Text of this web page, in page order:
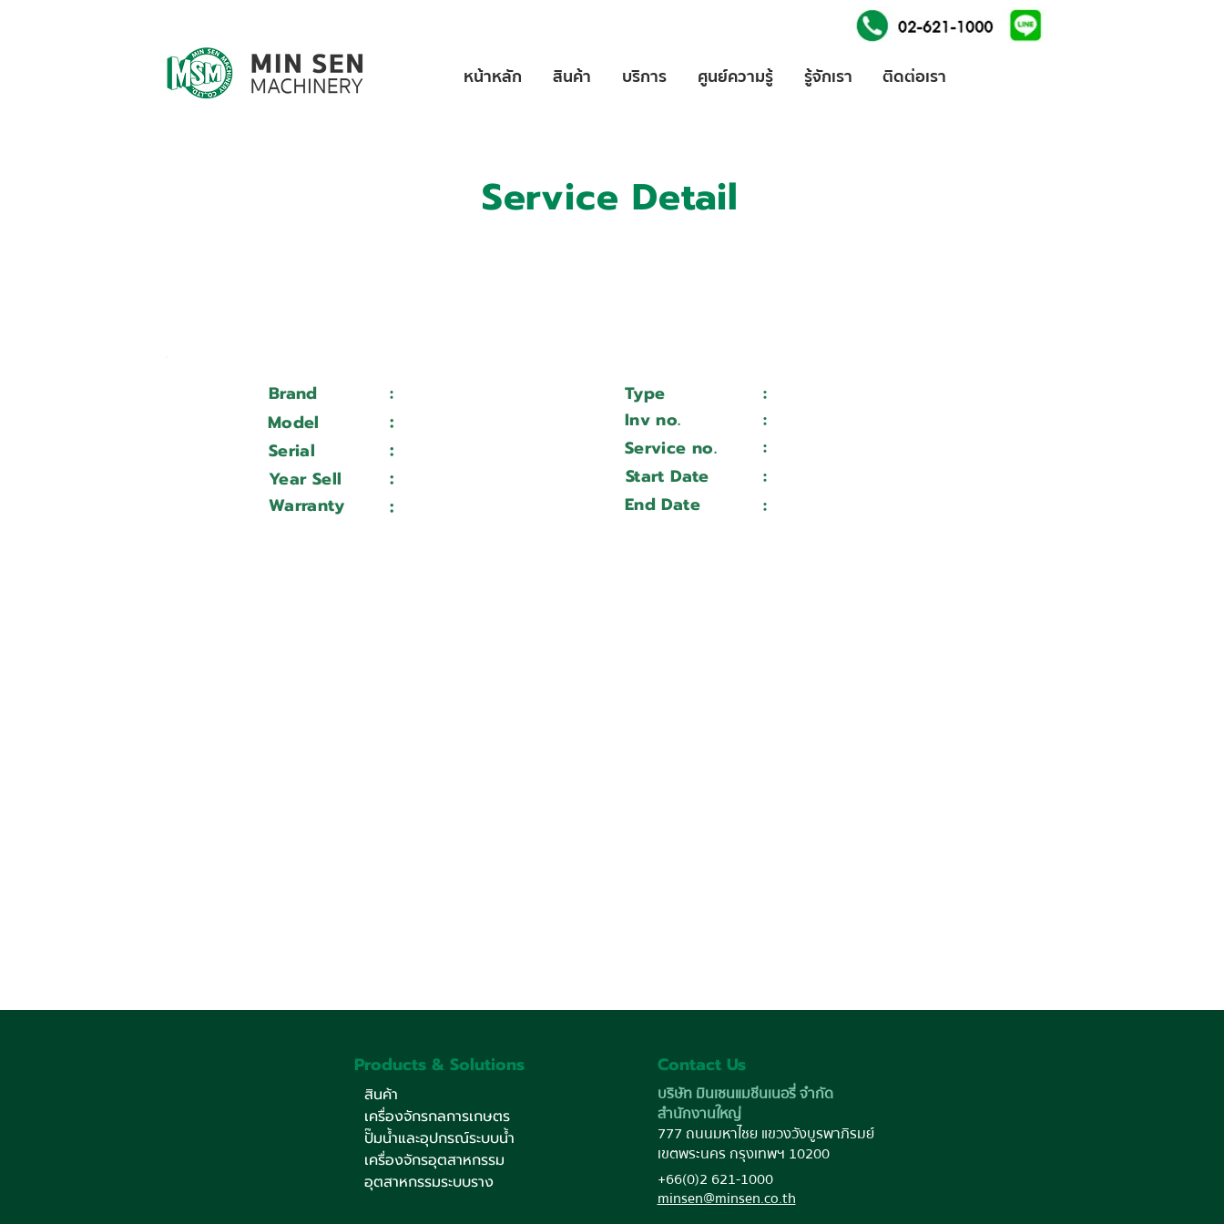
หน้าหลัก สินค้า บริการ ศูนย์ความรู้ รู้จักเรา ติดต่อเรา
Service Detail
Brand : Type :
Model
: Inv no. :
Serial
: Service no. :
Year Sell
: Start Date :
Warranty
: End Date :
Products & Solutions
สินค้า
เครื่องจักรกลการเกษตร
ปั๊มน้ำและอุปกรณ์ระบบน้ำ
เครื่องจักรอุตสาหกรรม
อุตสาหกรรมระบบราง
Contact Us
บริษัท มินเซนแมชีนเนอรี่ จำกัด
สำนักงานใหญ่
777 ถนนมหาไชย แขวงวังบูรพาภิรมย์
เขตพระนคร กรุงเทพฯ 10200
+66(0)2 621-1000
minsen@minsen.co.th